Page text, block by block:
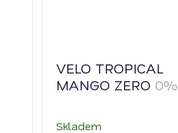
VELO TROPICAL
MANGO ZERO 0%
Skladem